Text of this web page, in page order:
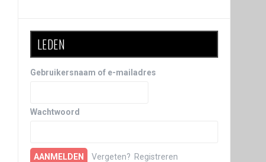
LEDEN
Gebruikersnaam of e-mailadres
Wachtwoord
Vergeten? Registreren